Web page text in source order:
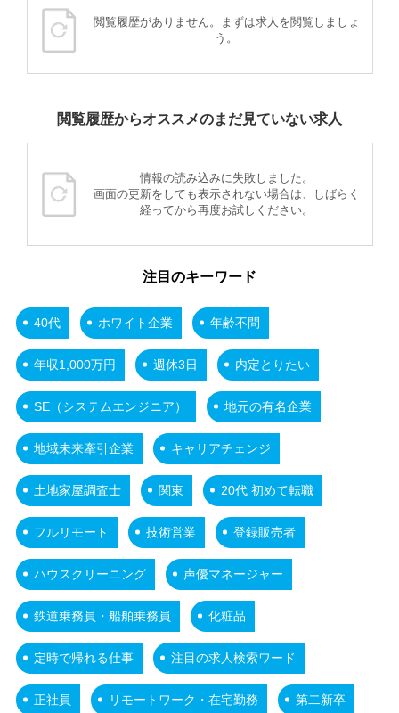
閲覧履歴がありません。まずは求人を閲覧しましょ
う。
閲覧履歴からオススメのまだ見ていない求人
情報の読み込みに失敗しました。
画面の更新をしても表示されない場合は、しばらく
経ってから再度お試しください。
注目のキーワード
40代 ホワイト企業 年齢不問
年収1,000万円 週休3日 内定とりたい
SE（システムエンジニア） 地元の有名企業
地域未来牽引企業 キャリアチェンジ
土地家屋調査士 関東 20代 初めて転職
フルリモート 技術営業 登録販売者
ハウスクリーニング 声優マネージャー
鉄道乗務員・船舶乗務員 化粧品
定時で帰れる仕事 注目の求人検索ワード
正社員 リモートワーク・在宅勤務 第二新卒